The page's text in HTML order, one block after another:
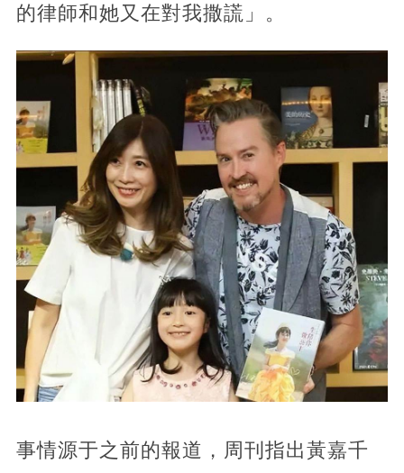
的律師和她又在對我撒謊」。
事情源于之前的報道，周刊指出黃嘉千